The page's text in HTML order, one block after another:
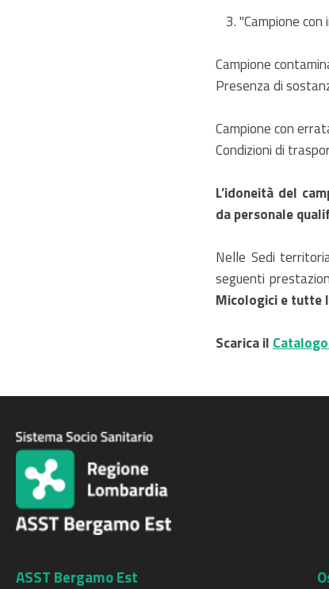
"Campione
Campione
Presenza di
Campione con
Condizioni di
L’idoneità del
da personale
Nelle Sedi
seguenti
Micologici e tutte
Scarica il
ASST Bergamo Est